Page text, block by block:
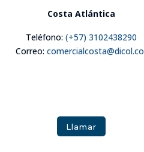
Costa Atlántica
Teléfono: (+57) 3102438290
Correo:comercialcosta@dicol.co
Llamar